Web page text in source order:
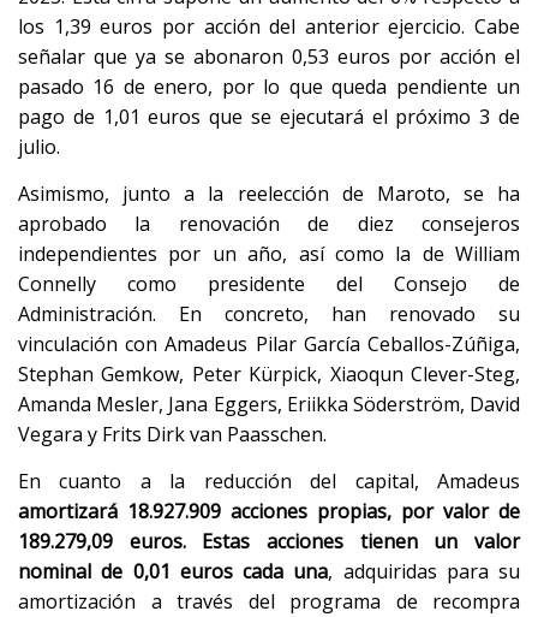
los 1,39 euros por acción del anterior ejercicio. Cabe
señalar que ya se abonaron 0,53 euros por acción el
pasado 16 de enero, por lo que queda pendiente un
pago de 1,01 euros que se ejecutará el próximo 3 de
julio.
Asimismo, junto a la reelección de Maroto, se ha
aprobado la renovación de diez consejeros
independientes por un año, así como la de William
Connelly como presidente del Consejo de
Administración. En concreto, han renovado su
vinculación con Amadeus Pilar García Ceballos-Zúñiga,
Stephan Gemkow, Peter Kürpick, Xiaoqun Clever-Steg,
Amanda Mesler, Jana Eggers, Eriikka Söderström, David
Vegara y Frits Dirk van Paasschen.
En cuanto a la reducción del capital, Amadeus
amortizará 18.927.909 acciones propias, por valor de
189.279,09 euros. Estas acciones tienen un valor
nominal de 0,01 euros cada una, adquiridas para su
amortización a través del programa de recompra